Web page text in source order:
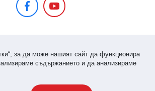
за да може нашият сайт да функционира
съдържанието и да анализираме